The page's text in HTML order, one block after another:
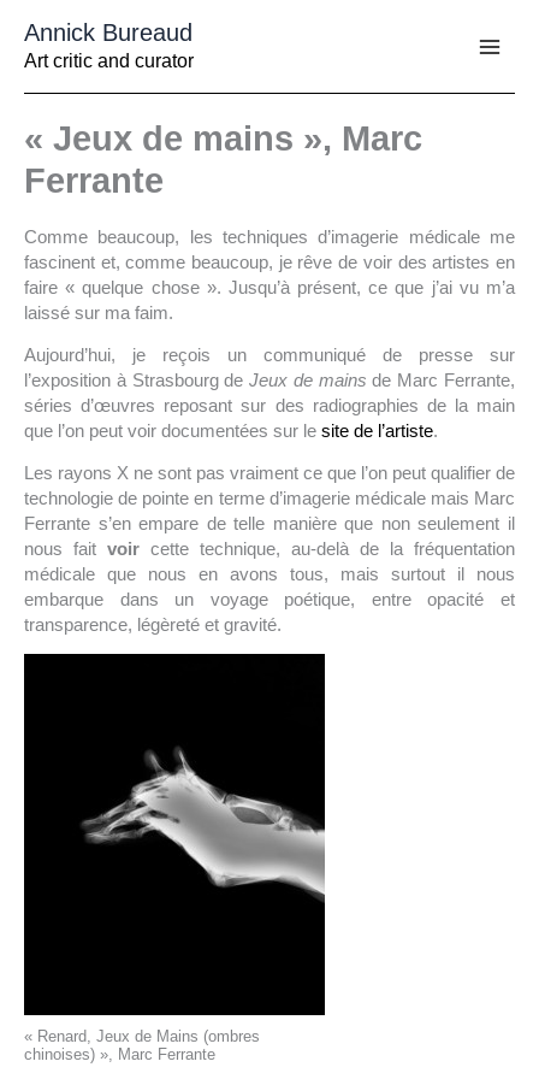
contenu
Annick Bureaud
Art critic and curator
« Jeux de mains », Marc
Ferrante
Comme beaucoup, les techniques d’imagerie médicale me
fascinent et, comme beaucoup, je rêve de voir des artistes en
faire « quelque chose ». Jusqu’à présent, ce que j’ai vu m’a
laissé sur ma faim.
Aujourd’hui, je reçois un communiqué de presse sur
l’exposition à Strasbourg deJeux de mainsde Marc Ferrante,
séries d’œuvres reposant sur des radiographies de la main
que l’on peut voir documentées sur le site de l’artiste.
Les rayons X ne sont pas vraiment ce que l’on peut qualifier de
technologie de pointe en terme d’imagerie médicale mais Marc
Ferrante s’en empare de telle manière que non seulement il
nous fait voir cette technique, au-delà de la fréquentation
médicale que nous en avons tous, mais surtout il nous
embarque dans un voyage poétique, entre opacité et
transparence, légèreté et gravité.
« Renard, Jeux de Mains (ombres
chinoises) », Marc Ferrante